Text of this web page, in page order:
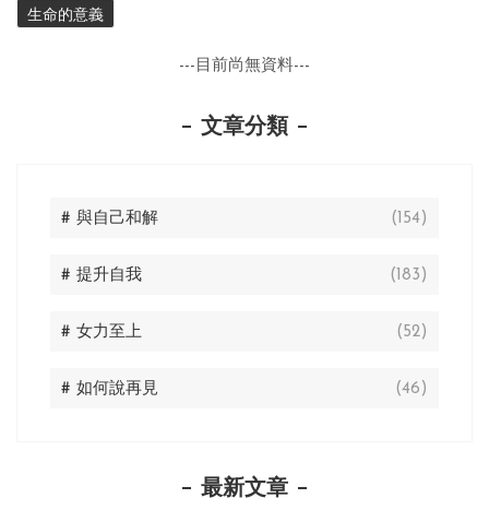
生命的意義
---目前尚無資料---
文章分類
# 與自己和解 (154)
# 提升自我 (183)
# 女力至上 (52)
# 如何說再見 (46)
最新文章